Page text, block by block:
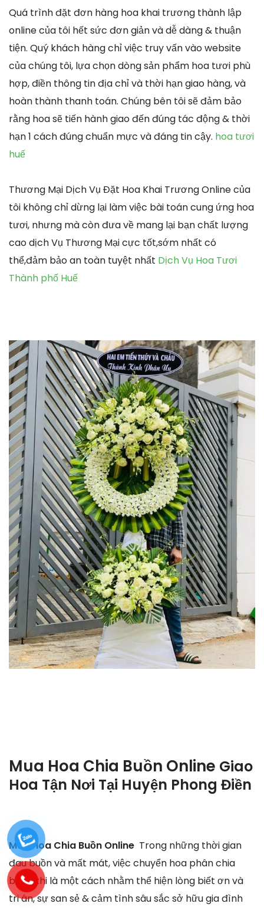
Quá trình đặt đơn hàng hoa khai trương thành lập
online của tôi hết sức đơn giản và dễ dàng & thuận
tiện. Quý khách hàng chỉ việc truy vấn vào website
của chúng tôi, lựa chọn dòng sản phẩm hoa tươi phù
hợp, điền thông tin địa chỉ và thời hạn giao hàng, và
hoàn thành thanh toán. Chúng bên tôi sẽ đảm bảo
rằng hoa sẽ tiến hành giao đến đúng tác động & thời
hạn 1 cách đúng chuẩn mực và đáng tin cậy. hoa tươi
huế
Thương Mại Dịch Vụ Đặt Hoa Khai Trương Online của
tôi không chỉ dừng lại làm việc bài toán cung ứng hoa
tươi, nhưng mà còn đưa về mang lại bạn chất lượng
cao dịch Vụ Thương Mại cực tốt,sớm nhất có
thể,đảm bảo an toàn tuyệt nhất Dịch Vụ Hoa Tươi
Thành phố Huế
Mua Hoa Chia Buồn Online Giao
Hoa Tận Nơi Tại Huyện Phong Điền
Mua Hoa Chia Buồn Online Trong những thời gian
đau buồn và mất mát, việc chuyển hoa phân chia
buồn khi là một cách nhằm thể hiện lòng biết ơn và
tri ân, sự san sẻ & cảm tình sâu sắc sở hữu gia đình